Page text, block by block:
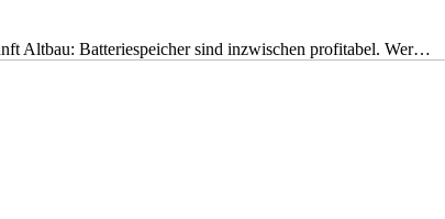
Altbau: Batteriespeicher sind inzwischen profitabel. Wer…